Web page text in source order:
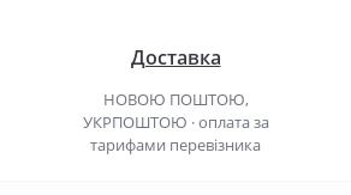
Доставка
НОВОЮ ПОШТОЮ,
УКРПОШТОЮ · оплата за
тарифами перевізника